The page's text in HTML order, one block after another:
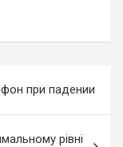
при падении
рівні